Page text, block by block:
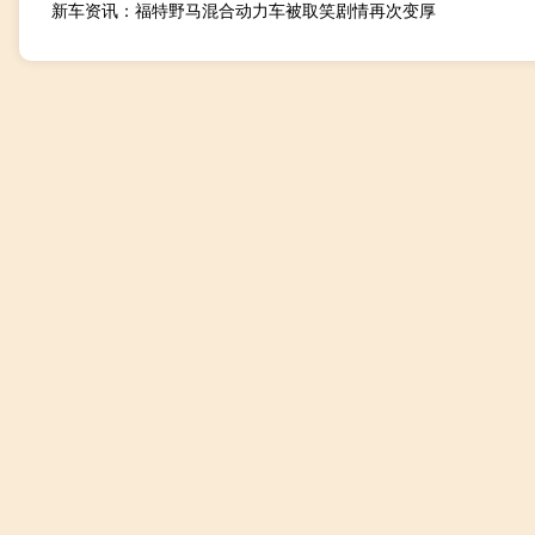
新车资讯：福特野马混合动力车被取笑剧情再次变厚